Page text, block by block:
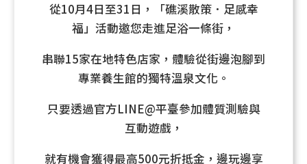
從10月4日至31日，「礁溪散策．足感幸
福」活動邀您走進足浴一條街，
串聯15家在地特色店家，體驗從街邊泡腳到
專業養生館的獨特溫泉文化。
只要透過官方LINE@平臺參加體質測驗與
互動遊戲，
就有機會獲得最高500元折抵金，邊玩邊享